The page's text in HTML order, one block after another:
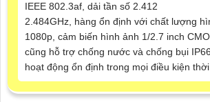
IEEE 802.3af, dải tần số 2.412
2.484GHz, hàng ổn định với chất lượng
1080p, cảm biến hình ảnh 1/2.7 inch
cũng hỗ trợ chống nước và chống bụi
hoạt động ổn định trong mọi điều kiện